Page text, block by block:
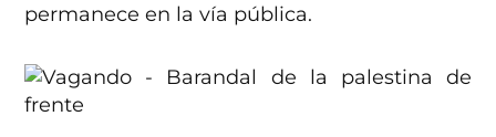
permanece en la vía pública.